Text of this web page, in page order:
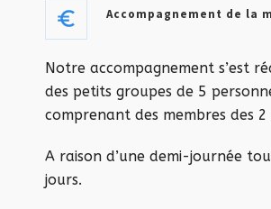
Accompagnement de la
Notre accompagnement s’est
des petits groupes de 5
comprenant des membres des 2
A raison d’une demi-journée
jours.